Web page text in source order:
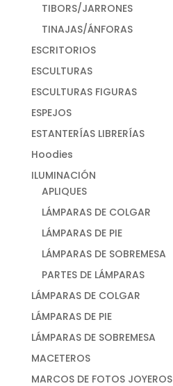
TIBORS/JARRONES
TINAJAS/ÁNFORAS
ESCRITORIOS
ESCULTURAS
ESCULTURAS FIGURAS
ESPEJOS
ESTANTERÍAS LIBRERÍAS
Hoodies
ILUMINACIÓN
APLIQUES
LÁMPARAS DE COLGAR
LÁMPARAS DE PIE
LÁMPARAS DE SOBREMESA
PARTES DE LÁMPARAS
LÁMPARAS DE COLGAR
LÁMPARAS DE PIE
LÁMPARAS DE SOBREMESA
MACETEROS
MARCOS DE FOTOS JOYEROS